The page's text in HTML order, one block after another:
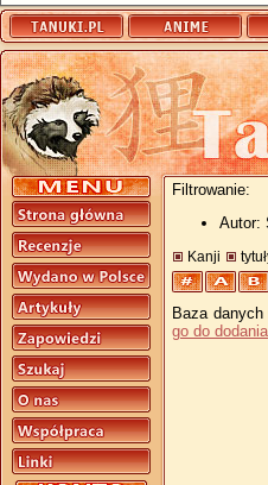
Filtrowanie:
Autor:
Kanji
Baza
go do dodania